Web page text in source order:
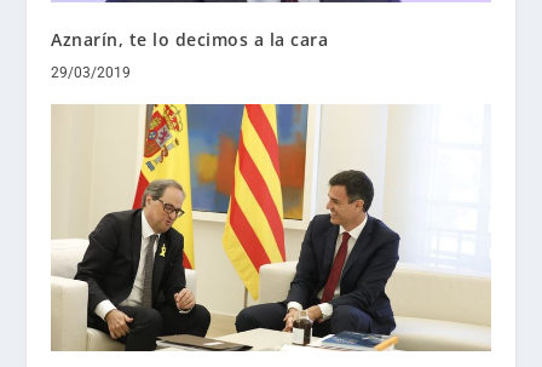
Aznarín, te lo decimos a la cara
29/03/2019